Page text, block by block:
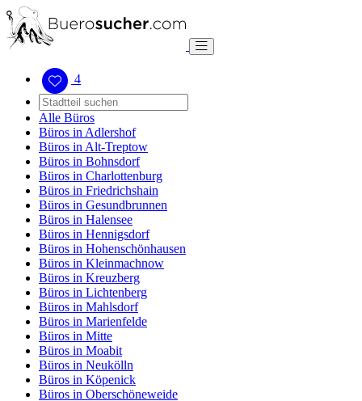
4
Alle Büros
Büros in Adlershof
Büros in Alt-Treptow
Büros in Bohnsdorf
Büros in Charlottenburg
Büros in Friedrichshain
Büros in Gesundbrunnen
Büros in Halensee
Büros in Hennigsdorf
Büros in Hohenschönhausen
Büros in Kleinmachnow
Büros in Kreuzberg
Büros in Lichtenberg
Büros in Mahlsdorf
Büros in Marienfelde
Büros in Mitte
Büros in Moabit
Büros in Neukölln
Büros in Köpenick
Büros in Oberschöneweide